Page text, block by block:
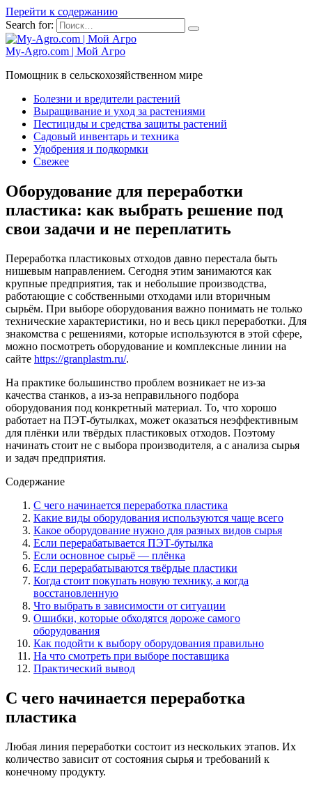
Перейти к содержанию
Search for:
My-Agro.com | Мой Агро
Помощник в сельскохозяйственном мире
Болезни и вредители растений
Выращивание и уход за растениями
Пестициды и средства защиты растений
Садовый инвентарь и техника
Удобрения и подкормки
Свежее
Оборудование для переработки
пластика: как выбрать решение под
свои задачи и не переплатить
Переработка пластиковых отходов давно перестала быть
нишевым направлением. Сегодня этим занимаются как
крупные предприятия, так и небольшие производства,
работающие с собственными отходами или вторичным
сырьём. При выборе оборудования важно понимать не только
технические характеристики, но и весь цикл переработки. Для
знакомства с решениями, которые используются в этой сфере,
можно посмотреть оборудование и комплексные линии на
сайте https://granplastm.ru/.
На практике большинство проблем возникает не из-за
качества станков, а из-за неправильного подбора
оборудования под конкретный материал. То, что хорошо
работает на ПЭТ-бутылках, может оказаться неэффективным
для плёнки или твёрдых пластиковых отходов. Поэтому
начинать стоит не с выбора производителя, а с анализа сырья
и задач предприятия.
Содержание
С чего начинается переработка пластика
Какие виды оборудования используются чаще всего
Какое оборудование нужно для разных видов сырья
Если перерабатывается ПЭТ-бутылка
Если основное сырьё — плёнка
Если перерабатываются твёрдые пластики
Когда стоит покупать новую технику, а когда
восстановленную
Что выбрать в зависимости от ситуации
Ошибки, которые обходятся дороже самого
оборудования
Как подойти к выбору оборудования правильно
На что смотреть при выборе поставщика
Практический вывод
С чего начинается переработка
пластика
Любая линия переработки состоит из нескольких этапов. Их
количество зависит от состояния сырья и требований к
конечному продукту.